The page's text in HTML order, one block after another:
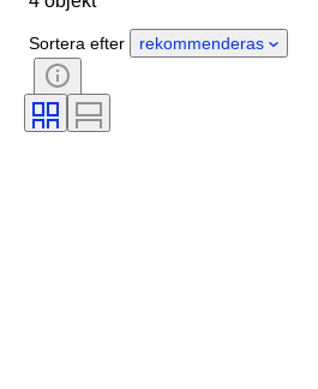
Klädstorlek
Mönster
Produktstorlek
Sortera efter rekommenderas